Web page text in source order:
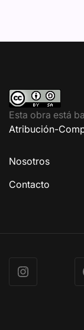
Esta obra está
Atribución-
Nosotros
Contacto
Instagram